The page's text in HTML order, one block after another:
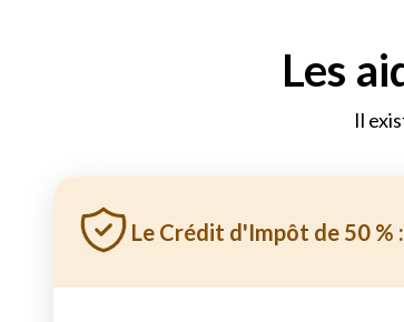
Les
Il
Le Crédit d'Impôt de 50 % :